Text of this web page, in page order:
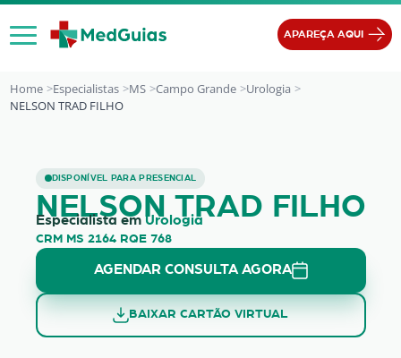
Ir para o conteúdo
APAREÇA AQUI
Home Especialistas MS Campo Grande
Urologia
NELSON TRAD FILHO
DISPONÍVEL PARA PRESENCIAL
NELSON TRAD FILHO
NELSON TRAD FILHO
Especialista em Urologia
CRM MS 2164 RQE 768
AGENDAR CONSULTA AGORA
BAIXAR CARTÃO VIRTUAL